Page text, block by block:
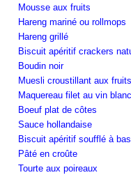
Mousse aux fruits
Hareng mariné ou rollmops
Hareng grillé
Biscuit apéritif crackers
Boudin noir
Muesli croustillant aux
Maquereau filet au vin blanc
Boeuf plat de côtes
Sauce hollandaise
Biscuit apéritif soufflé à
Pâté en croûte
Tourte aux poireaux